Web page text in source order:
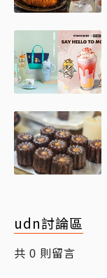
udn討論區
共 0 則留言